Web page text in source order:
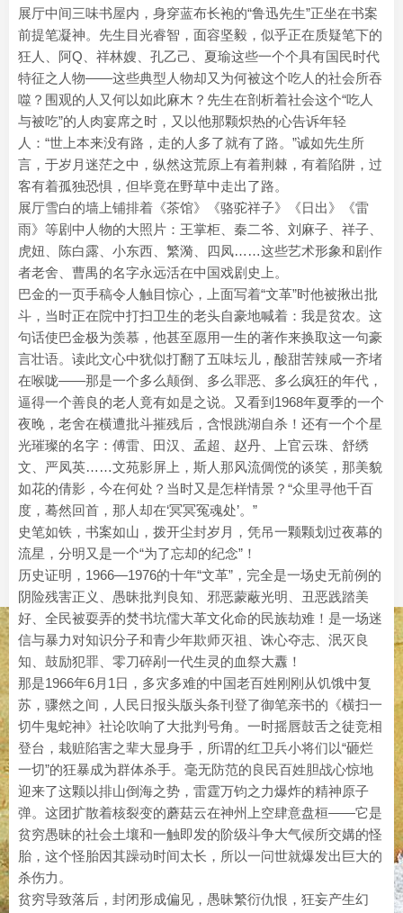
展厅中间三味书屋内，身穿蓝布长袍的“鲁迅先生”正坐在书案
前提笔凝神。先生目光睿智，面容坚毅，似乎正在质疑笔下的
狂人、阿Q、祥林嫂、孔乙己、夏瑜这些一个个具有国民时代
特征之人物——这些典型人物却又为何被这个吃人的社会所吞
噬？围观的人又何以如此麻木？先生在剖析着社会这个“吃人
与被吃”的人肉宴席之时，又以他那颗炽热的心告诉年轻
人：“世上本来没有路，走的人多了就有了路。”诚如先生所
言，于岁月迷茫之中，纵然这荒原上有着荆棘，有着陷阱，过
客有着孤独恐惧，但毕竟在野草中走出了路。
展厅雪白的墙上铺排着《茶馆》《骆驼祥子》《日出》《雷
雨》等剧中人物的大照片：王掌柜、秦二爷、刘麻子、祥子、
虎妞、陈白露、小东西、繁漪、四凤……这些艺术形象和剧作
者老舍、曹禺的名字永远活在中国戏剧史上。
巴金的一页手稿令人触目惊心，上面写着“文革”时他被揪出批
斗，当时正在院中打扫卫生的老头自豪地喊着：我是贫农。这
句话使巴金极为羡慕，他甚至愿用一生的著作来换取这一句豪
言壮语。读此文心中犹似打翻了五味坛儿，酸甜苦辣咸一齐堵
在喉咙——那是一个多么颠倒、多么罪恶、多么疯狂的年代，
逼得一个善良的老人竟有如是之说。又看到1968年夏季的一个
夜晚，老舍在横遭批斗摧残后，含恨跳湖自杀！还有一个个星
光璀璨的名字：傅雷、田汉、孟超、赵丹、上官云珠、舒绣
文、严凤英……文苑影屏上，斯人那风流倜傥的谈笑，那美貌
如花的倩影，今在何处？当时又是怎样情景？“众里寻他千百
度，蓦然回首，那人却在‘冥冥冤魂处’。”
史笔如铁，书案如山，拨开尘封岁月，凭吊一颗颗划过夜幕的
流星，分明又是一个“为了忘却的纪念”！
历史证明，1966—1976的十年“文革”，完全是一场史无前例的
阴险残害正义、愚昧批判良知、邪恶蒙蔽光明、丑恶践踏美
好、全民被耍弄的焚书坑儒大革文化命的民族劫难！是一场迷
信与暴力对知识分子和青少年欺师灭祖、诛心夺志、泯灭良
知、鼓励犯罪、零刀碎剐一代生灵的血祭大纛！
那是1966年6月1日，多灾多难的中国老百姓刚刚从饥饿中复
苏，骤然之间，人民日报头版头条刊登了御笔亲书的《横扫一
切牛鬼蛇神》社论吹响了大批判号角。一时摇唇鼓舌之徒竞相
登台，栽赃陷害之辈大显身手，所谓的红卫兵小将们以“砸烂
一切”的狂暴成为群体杀手。毫无防范的良民百姓胆战心惊地
迎来了这颗以排山倒海之势，雷霆万钧之力爆炸的精神原子
弹。这团扩散着核裂变的蘑菇云在神州上空肆意盘桓——它是
贫穷愚昧的社会土壤和一触即发的阶级斗争大气候所交媾的怪
胎，这个怪胎因其躁动时间太长，所以一问世就爆发出巨大的
杀伤力。
贫穷导致落后，封闭形成偏见，愚昧繁衍仇恨，狂妄产生幻